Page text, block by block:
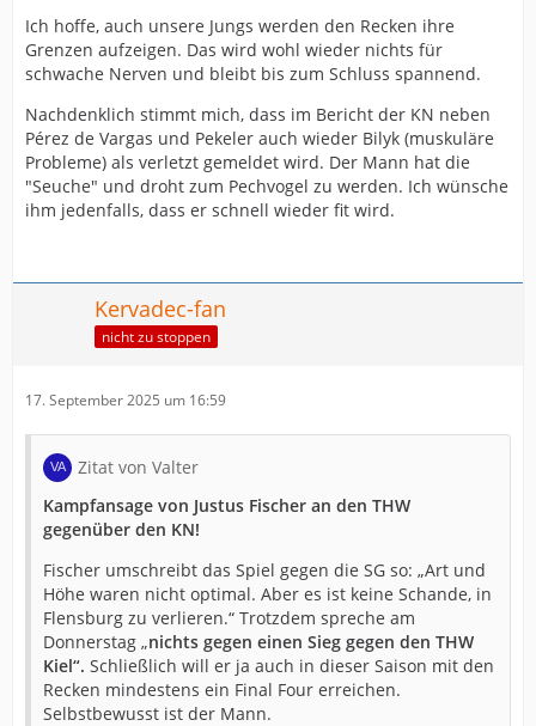
Ich hoffe, auch unsere Jungs werden den Recken ihre
Grenzen aufzeigen. Das wird wohl wieder nichts für
schwache Nerven und bleibt bis zum Schluss spannend.
Nachdenklich stimmt mich, dass im Bericht der KN neben
Pérez de Vargas und Pekeler auch wieder Bilyk (muskuläre
Probleme) als verletzt gemeldet wird. Der Mann hat die
"Seuche" und droht zum Pechvogel zu werden. Ich wünsche
ihm jedenfalls, dass er schnell wieder fit wird.
Kervadec-fan
nicht zu stoppen
17. September 2025 um 16:59
Zitat von Valter
Kampfansage von Justus Fischer an den THW
gegenüber den KN!
Fischer umschreibt das Spiel gegen die SG so: „Art und
Höhe waren nicht optimal. Aber es ist keine Schande, in
Flensburg zu verlieren.“ Trotzdem spreche am
Donnerstag „nichts gegen einen Sieg gegen den THW
Kiel“. Schließlich will er ja auch in dieser Saison mit den
Recken mindestens ein Final Four erreichen.
Selbstbewusst ist der Mann.